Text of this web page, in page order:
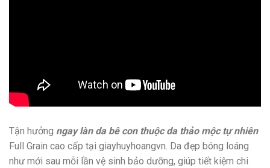
Tận hưởng ngay làn da bê con thuộc da thảo mộc tự nhiên
Full Grain cao cấp tại giayhuyhoangvn. Da đẹp bóng loáng
như mới sau mỗi lần vệ sinh bảo dưỡng, giúp tiết kiệm chi